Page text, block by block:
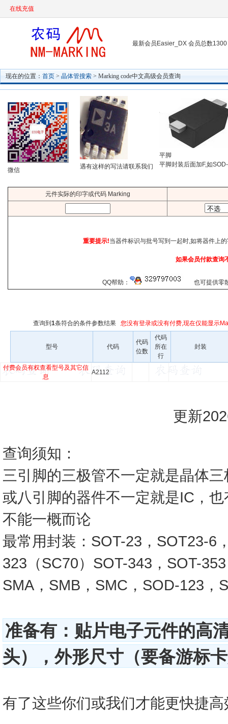
在线充值
最新会员Easier_DX 会员总数1300
现在的位置： 首页 > 晶体管搜索 > Marking code中文高级会员查询
微信 遇有这样的写法请联系我们
平脚
平脚封装后面加F,如
元件实际的印字或代码 Marking
重要提示!当器件标识与批号写到一起时,如将器件上
如果会员付款查询
QQ帮助： 也可提供零
查询到 1条符合的条件参数结果 您没有登录或没有付费,现在仅能显示
型号 代码
代码
位数
代码
所在
行
封装
付费会员有权查看型号及其它信
息
A2112
更新
查询须知：
三引脚的三极管不一定就是晶体
或八引脚的器件不一定就是IC，
不能一概而论
最常用封装：SOT-23，SOT23-6
323（SC70）SOT-343，SOT-
SMA，SMB，SMC，SOD-123，
准备有：贴片电子元件的高
头），外形尺寸（要备游标
有了这些你们或我们才能更快捷